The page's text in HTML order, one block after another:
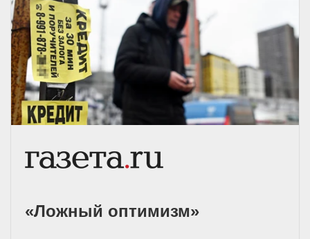
«Ложный оптимизм»